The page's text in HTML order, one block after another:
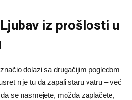
iz prošlosti u
dolazi sa drugačijim pogledom
nije tu da zapali staru vatru – već
se nasmejete, možda zaplačete,